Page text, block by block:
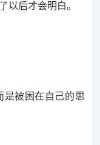
以后才会明白。
是被困在自己的思